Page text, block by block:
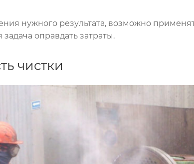
нужного результата, возможно
задача оправдать затраты.
чистки